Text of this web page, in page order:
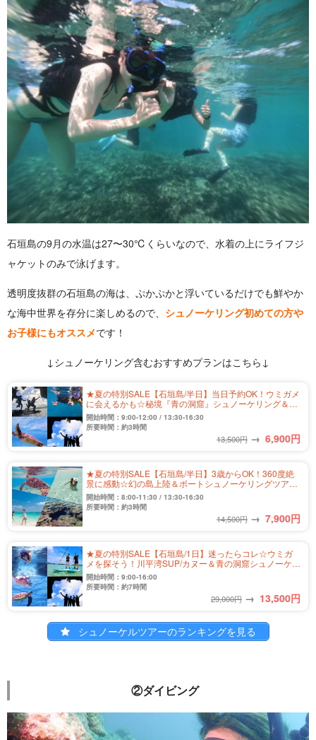
石垣島の9月の水温は27〜30℃くらいなので、水着の上にライフジ
ャケットのみで泳げます。
透明度抜群の石垣島の海は、ぷかぷかと浮いているだけでも鮮やか
な海中世界を存分に楽しめるので、 シュノーケリング初めての方や
お子様にもオススメです！
↓シュノーケリング含むおすすめプランはこちら↓
★夏の特別SALE【石垣島/半日】当日予約OK！ウミガメ
に会えるかも☆秘境『青の洞窟』シュノーケリング＆洞
窟探検ツアー★写真無料＆送迎付き（No.304）
開始時間：9:00-12:00 / 13:30-16:30
所要時間：約3時間
13,500円 → 6,900円
★夏の特別SALE【石垣島/半日】3歳からOK！360度絶
景に感動☆幻の島上陸＆ボートシュノーケリングツアー
《写真無料＆送迎付き》（No.458）
開始時間：8:00-11:30 / 13:30-16:30
所要時間：約3時間
14,500円 → 7,900円
★夏の特別SALE【石垣島/1日】迷ったらコレ☆ウミガ
メを探そう！川平湾SUP/カヌー＆青の洞窟シュノーケリ
ングツアー★＜写真無料＆送迎付き＞（No.349）
開始時間：9:00-16:00
所要時間：約7時間
29,000円 → 13,500円
シュノーケルツアーのランキングを見る
②ダイビング